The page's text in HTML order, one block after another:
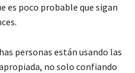
es poco probable que sigan
personas están usando las
no solo confiando